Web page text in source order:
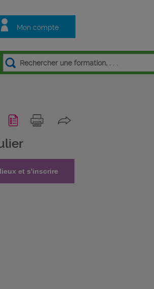
Mon compte
et s'inscrire